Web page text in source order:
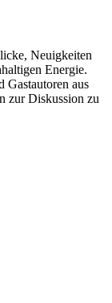
Neuigkeiten
Energie.
aus
zur Diskussion zu